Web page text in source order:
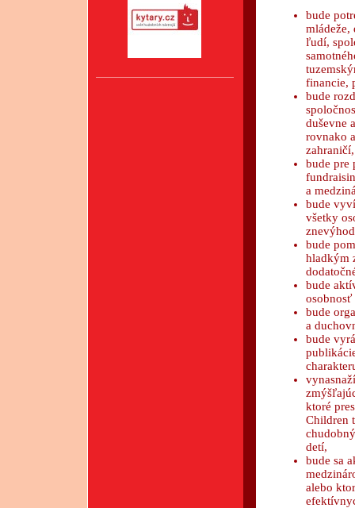
bude
mládeže,
ľudí,
financie,
bude
duševne
rovnako
zahraničí,
bude pre
a
bude
všetky
bude
hladkým
bude
bude
a
bude
ktoré
Children
detí,
bude sa
alebo